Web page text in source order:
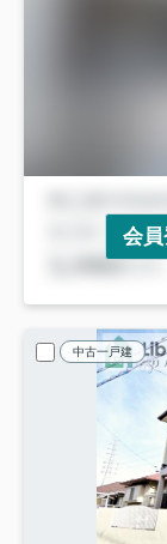
会
中古一戸建